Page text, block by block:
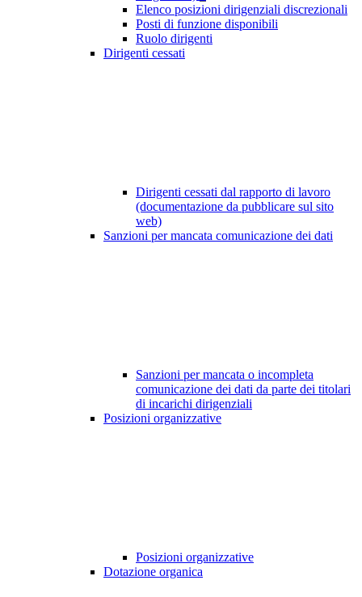
Elenco posizioni dirigenziali discrezionali
Posti di funzione disponibili
Ruolo dirigenti
Dirigenti cessati
Dirigenti cessati dal rapporto di lavoro
(documentazione da pubblicare sul sito
web)
Sanzioni per mancata comunicazione dei dati
Sanzioni per mancata o incompleta
comunicazione dei dati da parte dei titolari
di incarichi dirigenziali
Posizioni organizzative
Posizioni organizzative
Dotazione organica